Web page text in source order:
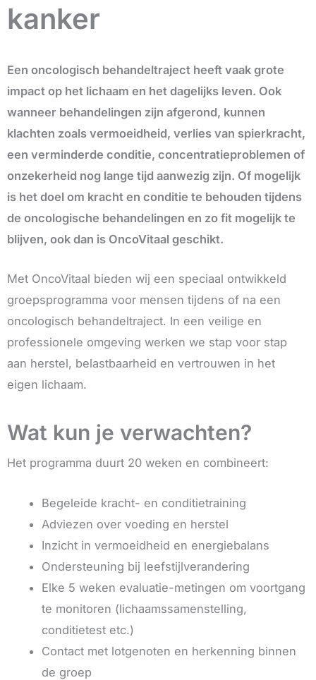
kanker
Een oncologisch behandeltraject heeft vaak grote
impact op het lichaam en het dagelijks leven. Ook
wanneer behandelingen zijn afgerond, kunnen
klachten zoals vermoeidheid, verlies van spierkracht,
een verminderde conditie, concentratieproblemen of
onzekerheid nog lange tijd aanwezig zijn. Of mogelijk
is het doel om kracht en conditie te behouden tijdens
de oncologische behandelingen en zo fit mogelijk te
blijven, ook dan is OncoVitaal geschikt.
Met OncoVitaal bieden wij een speciaal ontwikkeld
groepsprogramma voor mensen tijdens of na een
oncologisch behandeltraject. In een veilige en
professionele omgeving werken we stap voor stap
aan herstel, belastbaarheid en vertrouwen in het
eigen lichaam.
Wat kun je verwachten?
Het programma duurt 20 weken en combineert:
Begeleide kracht- en conditietraining
Adviezen over voeding en herstel
Inzicht in vermoeidheid en energiebalans
Ondersteuning bij leefstijlverandering
Elke 5 weken evaluatie-metingen om voortgang
te monitoren (lichaamssamenstelling,
conditietest etc.)
Contact met lotgenoten en herkenning binnen
de groep